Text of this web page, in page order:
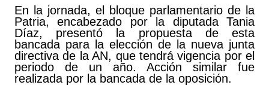
En la jornada, el bloque parlamentario de la
Patria, encabezado por la diputada Tania
Díaz, presentó la propuesta de esta
bancada para la elección de la nueva junta
directiva de la AN, que tendrá vigencia por el
periodo de un año. Acción similar fue
realizada por la bancada de la oposición.